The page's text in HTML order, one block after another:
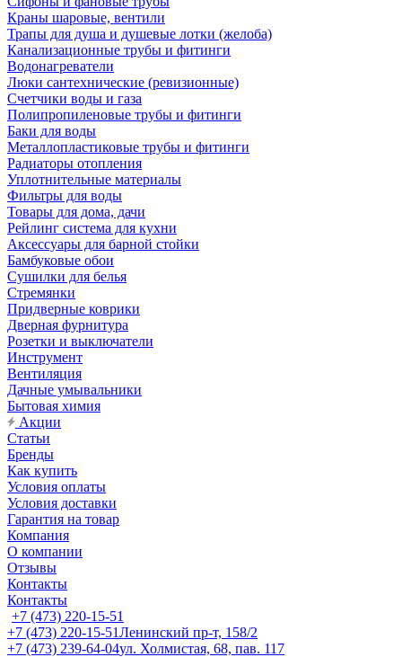
Краны шаровые, вентили
Трапы для душа и душевые лотки (желоба)
Канализационные трубы и фитинги
Водонагреватели
Люки сантехнические (ревизионные)
Счетчики воды и газа
Полипропиленовые трубы и фитинги
Баки для воды
Металлопластиковые трубы и фитинги
Радиаторы отопления
Уплотнительные материалы
Фильтры для воды
Товары для дома, дачи
Рейлинг система для кухни
Аксессуары для барной стойки
Бамбуковые обои
Сушилки для белья
Стремянки
Придверные коврики
Дверная фурнитура
Розетки и выключатели
Инструмент
Вентиляция
Дачные умывальники
Бытовая химия
Акции
Статьи
Бренды
Как купить
Условия оплаты
Условия доставки
Гарантия на товар
Компания
О компании
Отзывы
Контакты
Контакты
+7 (473) 220-15-51
+7 (473) 220-15-51Ленинский пр-т, 158/2
+7 (473) 239-64-04ул. Холмистая, 68, пав. 117